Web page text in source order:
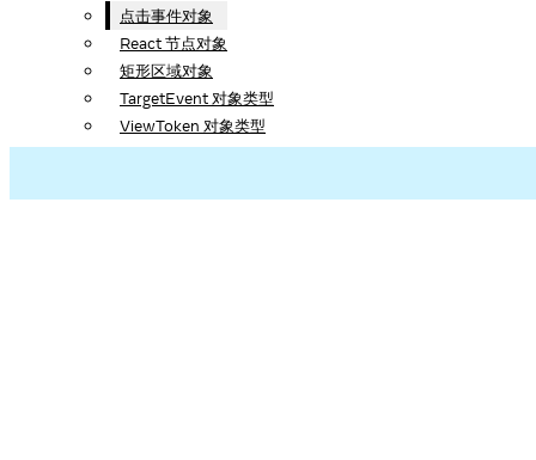
点击事件对象
React 节点对象
矩形区域对象
TargetEvent 对象类型
ViewToken 对象类型